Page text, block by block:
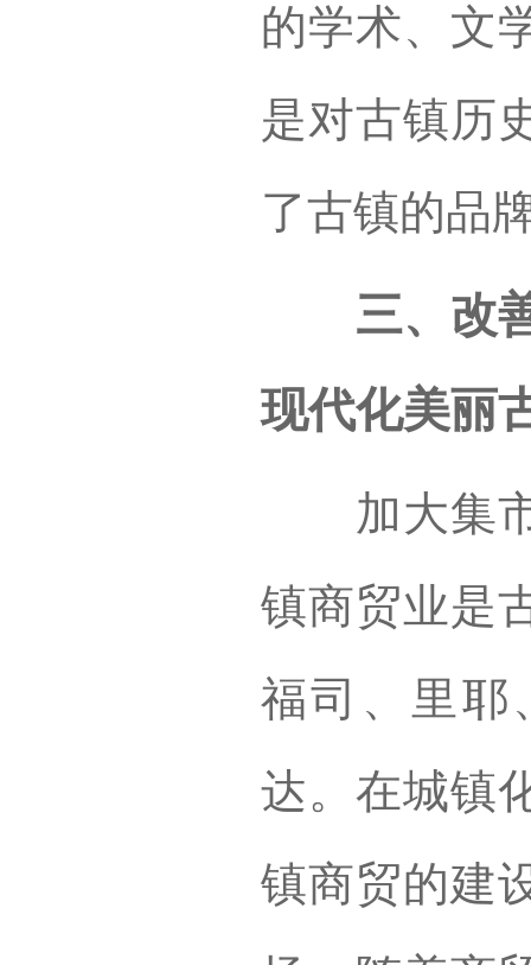
的学术、文
是对古镇历
了古镇的品
三、改善
现代化美丽
加大集市
镇商贸业是
福司、里耶
达。在城镇
镇商贸的建